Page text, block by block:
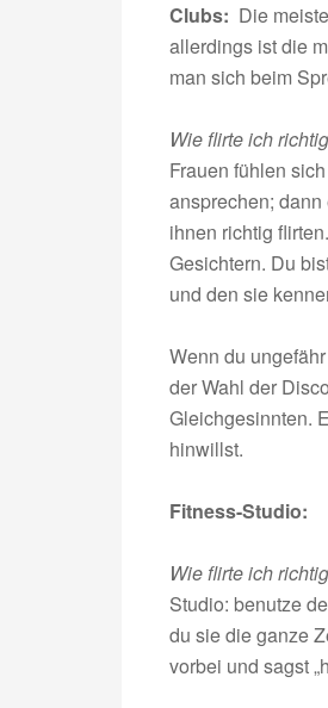
Clubs: Die
allerdings ist die
man sich beim
Wie flirte ich
Frauen fühlen
ansprechen;
ihnen richtig
Gesichtern. Du
und den sie
Wenn du
der Wahl der
Gleichgesinnten.
hinwillst.
Fitness-Studio:
Wie flirte ich richtig
Studio: benutze
du sie die ganze
vorbei und sagst